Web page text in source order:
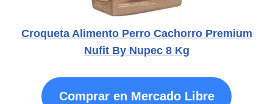
Croqueta Alimento Perro Cachorro Premium
Nufit By Nupec 8 Kg
Comprar en Mercado Libre